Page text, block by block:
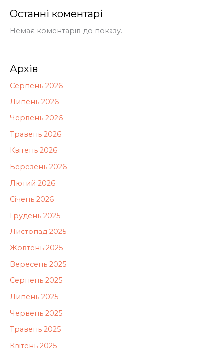
Останні коментарі
Немає коментарів до показу.
Архів
Серпень 2026
Липень 2026
Червень 2026
Травень 2026
Квітень 2026
Березень 2026
Лютий 2026
Січень 2026
Грудень 2025
Листопад 2025
Жовтень 2025
Вересень 2025
Серпень 2025
Липень 2025
Червень 2025
Травень 2025
Квітень 2025